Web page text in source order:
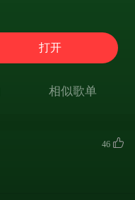
打开
相似歌单
46